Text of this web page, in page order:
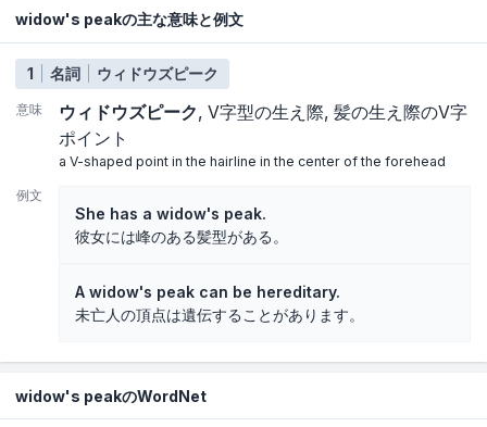
widow's peakの主な意味と例文
1 名詞 ウィドウズピーク
意味 ウィドウズピーク V字型の生え際 髪の生え際のV字
ポイント
a V-shaped point in the hairline in the center of the forehead
例文
She has a widow's peak.
彼女には峰のある髪型がある。
A widow's peak can be hereditary.
未亡人の頂点は遺伝することがあります。
widow's peakのWordNet